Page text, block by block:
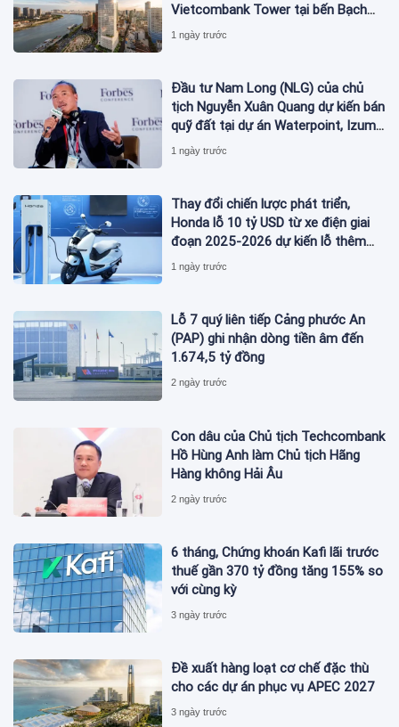
Vietcombank Tower tại bến Bạch
Đằng
1 ngày trước
Đầu tư Nam Long (NLG) của chủ
tịch Nguyễn Xuân Quang dự kiến bán
quỹ đất tại dự án Waterpoint, Izumi
City
1 ngày trước
Thay đổi chiến lược phát triển,
Honda lỗ 10 tỷ USD từ xe điện giai
đoạn 2025-2026 dự kiến lỗ thêm
3,3 tỷ USD giai đoạn 2026-2027
1 ngày trước
Lỗ 7 quý liên tiếp Cảng phước An
(PAP) ghi nhận dòng tiền âm đến
1.674,5 tỷ đồng
2 ngày trước
Con dâu của Chủ tịch Techcombank
Hồ Hùng Anh làm Chủ tịch Hãng
Hàng không Hải Âu
2 ngày trước
6 tháng, Chứng khoán Kafi lãi trước
thuế gần 370 tỷ đồng tăng 155% so
với cùng kỳ
3 ngày trước
Đề xuất hàng loạt cơ chế đặc thù
cho các dự án phục vụ APEC 2027
3 ngày trước